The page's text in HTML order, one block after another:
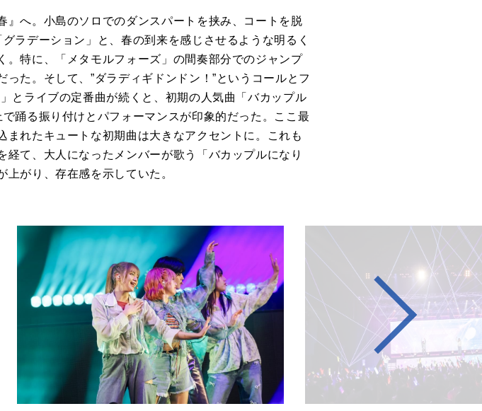
へ。小島のソロでのダンスパートを挟み、コートを脱
ラデーション」と、春の到来を感じさせるような明るく
特に、「メタモルフォーズ」の間奏部分でのジャンプ
た。そして、”ダラディギドンドン！”というコールとフ
とライブの定番曲が続くと、初期の人気曲「バカップル
踊る振り付けとパフォーマンスが印象的だった。ここ最
れたキュートな初期曲は大きなアクセントに。これも
て、大人になったメンバーが歌う「バカップルになり
がり、存在感を示していた。